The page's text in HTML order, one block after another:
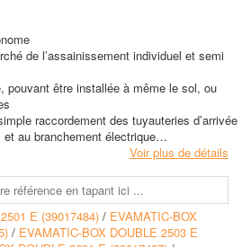
de l’assainissement individuel et semi
pouvant être installée à même le sol, ou
raccordement des tuyauteries d’arrivée
au branchement électrique
type vortex ou dilacératrice
pas autorisée dans les pays imposant la
le pompage des eaux vannes
Voir plus de détails
E (39017484) / EVAMATIC-BOX
/ EVAMATIC-BOX DOUBLE 2503 E